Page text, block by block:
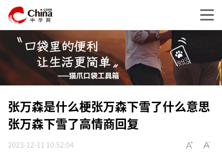
张万森是什么梗张万森下雪了什么意思
张万森下雪了高情商回复
2023-12-11 10:52:04